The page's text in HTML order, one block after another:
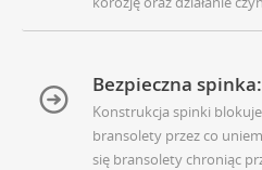
Bezpieczna spinka:
Konstrukcja spinki
bransolety przez co
się bransolety chroniąc